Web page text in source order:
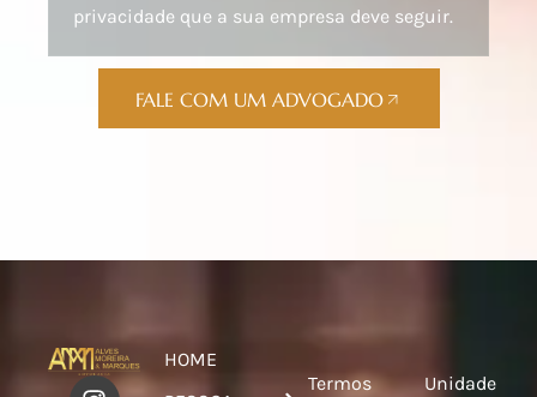
privacidade que a sua empresa deve seguir.
FALE COM UM ADVOGADO
HOME
Termos
Unidade